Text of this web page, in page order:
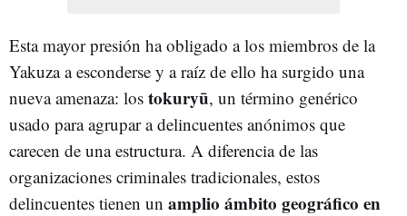
Esta mayor presión ha obligado a los miembros de la
Yakuza a esconderse y a raíz de ello ha surgido una
nueva amenaza: los tokuryū, un término genérico
usado para agrupar a delincuentes anónimos que
carecen de una estructura. A diferencia de las
organizaciones criminales tradicionales, estos
delincuentes tienen un amplio ámbito geográfico en